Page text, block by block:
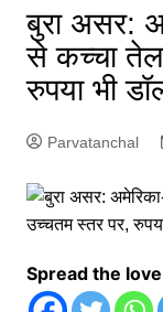
बुरा असर:
से कच्चा तेल
रुपया भी
Parvatanchal
Spread the love